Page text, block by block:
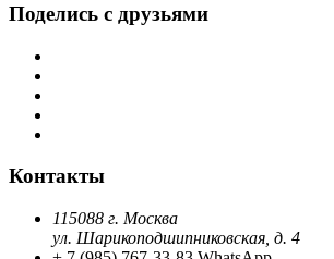
Поделись с друзьями
Контакты
115088 г. Москва
ул. Шарикоподшипниковская, д. 4